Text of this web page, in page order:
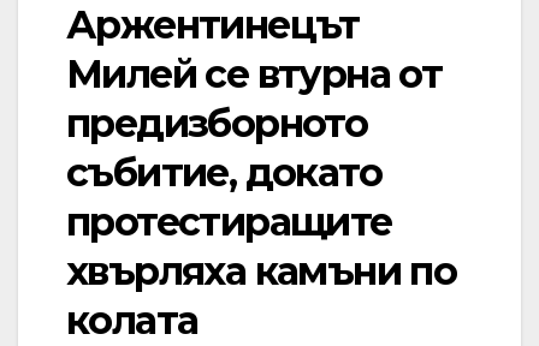
Аржентинецът
Милей се втурна от
предизборното
събитие, докато
протестиращите
хвърляха камъни по
колата